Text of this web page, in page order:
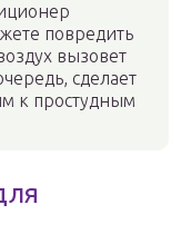
повредить
вызовет
сделает
к простудным